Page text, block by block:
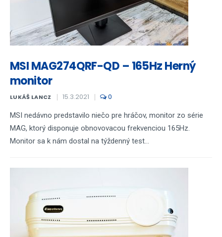
MSI MAG274QRF-QD – 165Hz Herný
monitor
LUKÁŠ LANCZ 15.3.2021 0
MSI nedávno predstavilo niečo pre hráčov, monitor zo série
MAG, ktorý disponuje obnovovacou frekvenciou 165Hz.
Monitor sa k nám dostal na týždenný test...